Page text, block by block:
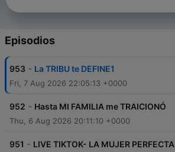
Episodios
953 - La TRIBU te DEFINE1
Fri, 7 Aug 2026 22:05:13 +0000
952 - Hasta MI FAMILIA me TRAICIONÓ
Thu, 6 Aug 2026 20:11:10 +0000
951 - LIVE TIKTOK- LA MUJER PERFECTA